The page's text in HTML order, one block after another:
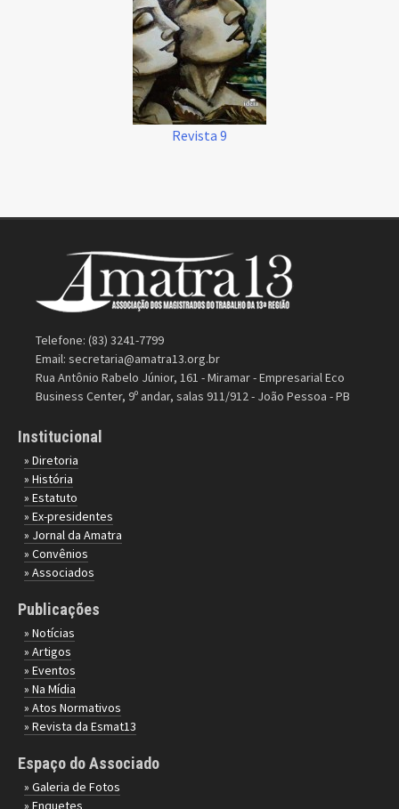
Revista 9
Telefone: (83) 3241-7799
Email: secretaria@amatra13.org.br
Rua Antônio Rabelo Júnior, 161 - Miramar - Empresarial Eco
Business Center, 9º andar, salas 911/912 - João Pessoa - PB
Institucional
» Diretoria
» História
» Estatuto
» Ex-presidentes
» Jornal da Amatra
» Convênios
» Associados
Publicações
» Notícias
» Artigos
» Eventos
» Na Mídia
» Atos Normativos
» Revista da Esmat13
Espaço do Associado
» Galeria de Fotos
» Enquetes